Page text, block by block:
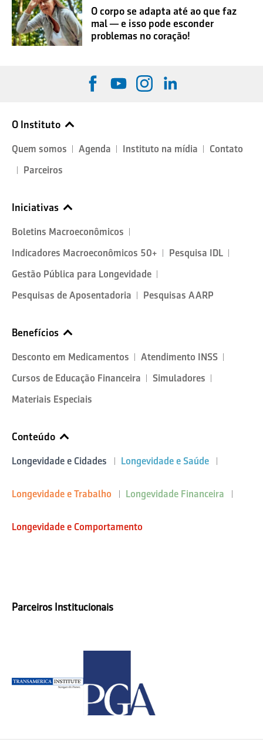
O corpo se adapta até ao que faz
mal — e isso pode esconder
problemas no coração!
O Instituto
Quem somos Agenda Instituto na mídia
Contato
Parceiros
Iniciativas
Boletins Macroeconômicos
Indicadores Macroeconômicos 50+
Pesquisa IDL
Gestão Pública para Longevidade
Pesquisas de Aposentadoria
Pesquisas AARP
Benefícios
Desconto em Medicamentos
Atendimento INSS
Cursos de Educação Financeira
Simuladores
Materiais Especiais
Conteúdo
Longevidade e Cidades Longevidade e Saúde
Longevidade e Trabalho Longevidade Financeira
Longevidade e Comportamento
Parceiros Institucionais